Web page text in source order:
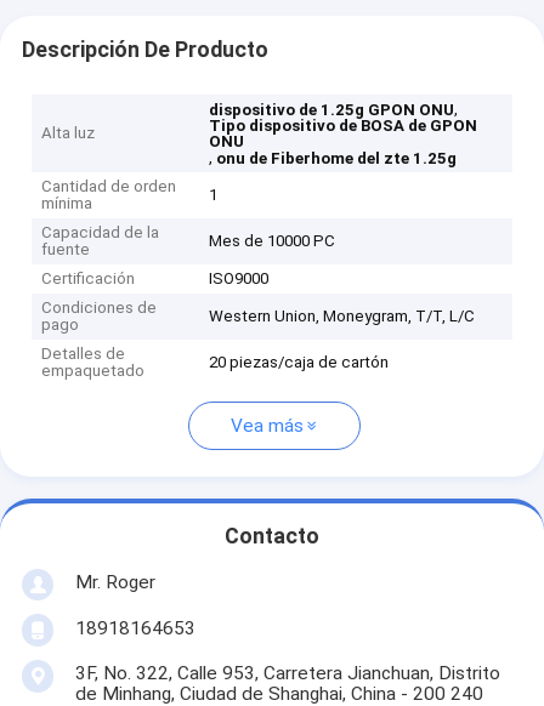
Descripción De Producto
Alta luz
dispositivo de 1.25g GPON ONU,
Tipo dispositivo de BOSA de GPON
ONU
, onu de Fiberhome del zte 1.25g
Cantidad de orden
mínima
1
Capacidad de la
fuente
Mes de 10000 PC
Certificación
ISO9000
Condiciones de
pago
Western Union, Moneygram, T/T, L/C
Detalles de
empaquetado
20 piezas/caja de cartón
Vea más
Contacto
Mr. Roger
18918164653
3F, No. 322, Calle 953, Carretera Jianchuan, Distrito
de Minhang, Ciudad de Shanghai, China - 200 240